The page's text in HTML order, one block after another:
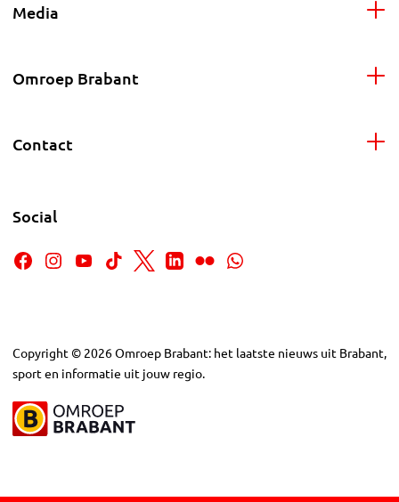
Media
Omroep Brabant
Contact
Social
Copyright © 2026Omroep Brabant: het laatste nieuws uit Brabant,
sport en informatie uit jouw regio.